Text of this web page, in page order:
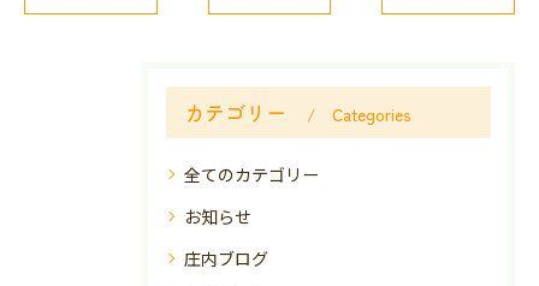
カテゴリー Categories
全てのカテゴリー
お知らせ
庄内ブログ